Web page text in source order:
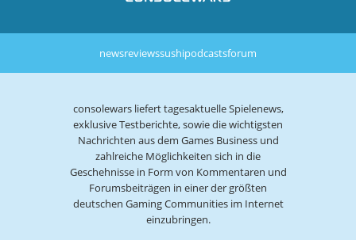
newsreviewssushipodcastsforum
consolewars liefert tagesaktuelle Spielenews,
exklusive Testberichte, sowie die wichtigsten
Nachrichten aus dem Games Business und
zahlreiche Möglichkeiten sich in die
Geschehnisse in Form von Kommentaren und
Forumsbeiträgen in einer der größten
deutschen Gaming Communities im Internet
einzubringen.